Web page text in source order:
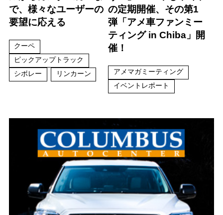
で、様々なユーザーの
要望に応える
クーペ
ピックアップトラック
シボレー
リンカーン
の定期開催、その第1
弾「アメ車ファンミー
ティング in Chiba」開
催！
アメマガミーティング
イベントレポート